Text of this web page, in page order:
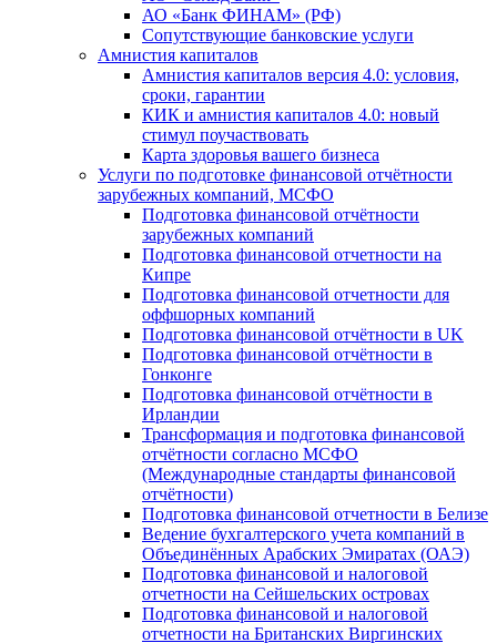
АО «Банк ФИНАМ» (РФ)
Сопутствующие банковские услуги
Амнистия капиталов
Амнистия капиталов версия 4.0: условия,
сроки, гарантии
КИК и амнистия капиталов 4.0: новый
стимул поучаствовать
Карта здоровья вашего бизнеса
Услуги по подготовке финансовой отчётности
зарубежных компаний, МСФО
Подготовка финансовой отчётности
зарубежных компаний
Подготовка финансовой отчетности на
Кипре
Подготовка финансовой отчетности для
оффшорных компаний
Подготовка финансовой отчётности в UK
Подготовка финансовой отчётности в
Гонконге
Подготовка финансовой отчётности в
Ирландии
Трансформация и подготовка финансовой
отчётности согласно МСФО
(Международные стандарты финансовой
отчётности)
Подготовка финансовой отчетности в Белизе
Ведение бухгалтерского учета компаний в
Объединённых Арабских Эмиратах (ОАЭ)
Подготовка финансовой и налоговой
отчетности на Сейшельских островах
Подготовка финансовой и налоговой
отчетности на Британских Виргинских